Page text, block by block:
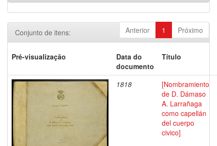
Anterior 1 Próximo
Conjunto de itens:
Pré-visualização
Data do
documento
Título
1818
[Nombramiento
de D. Dámaso
A. Larrañaga
como capellán
del cuerpo
civico]